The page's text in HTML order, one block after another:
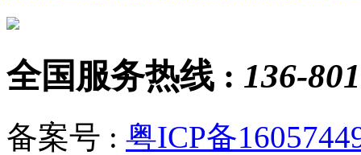
全国服务热线 : 136-
备案号 : 粤ICP备